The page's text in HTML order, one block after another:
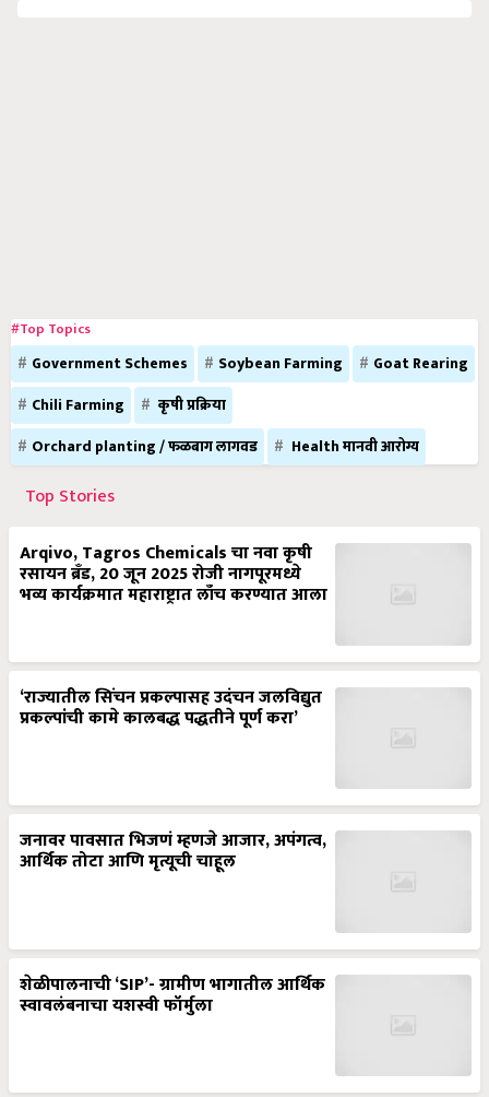
#Top Topics
Government Schemes Soybean Farming
Goat Rearing
Chili Farming
कृषी प्रक्रिया
Orchard planting / फळबाग लागवड
Health मानवी आरोग्य
Top Stories
Arqivo, Tagros Chemicals चा नवा कृषी
रसायन ब्रँड, 20 जून 2025 रोजी नागपूरमध्ये
भव्य कार्यक्रमात महाराष्ट्रात लाँच करण्यात आला
‘राज्यातील सिंचन प्रकल्पासह उदंचन जलविद्युत
प्रकल्पांची कामे कालबद्ध पद्धतीने पूर्ण करा’
जनावर पावसात भिजणं म्हणजे आजार, अपंगत्व,
आर्थिक तोटा आणि मृत्यूची चाहूल
शेळीपालनाची ‘SIP’- ग्रामीण भागातील आर्थिक
स्वावलंबनाचा यशस्वी फॉर्मुला